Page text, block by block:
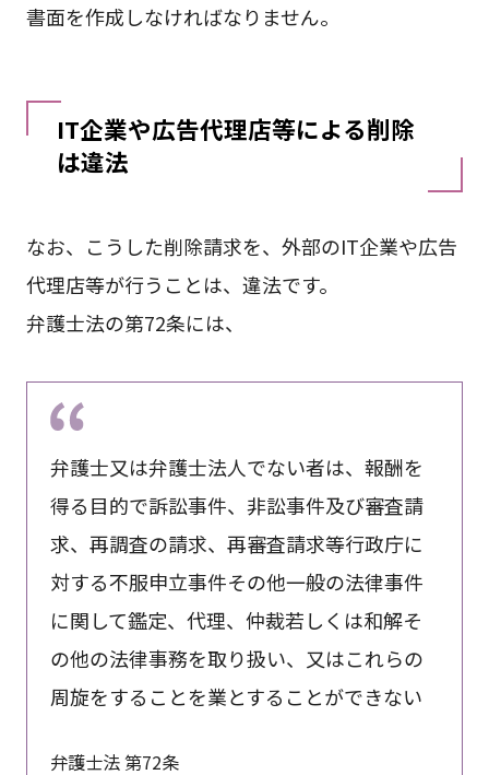
書面を作成しなければなりません。
IT企業や広告代理店等による削除
は違法
なお、こうした削除請求を、外部のIT企業や広告
代理店等が行うことは、違法です。
弁護士法の第72条には、
弁護士又は弁護士法人でない者は、報酬を
得る目的で訴訟事件、非訟事件及び審査請
求、再調査の請求、再審査請求等行政庁に
対する不服申立事件その他一般の法律事件
に関して鑑定、代理、仲裁若しくは和解そ
の他の法律事務を取り扱い、又はこれらの
周旋をすることを業とすることができない
弁護士法 第72条